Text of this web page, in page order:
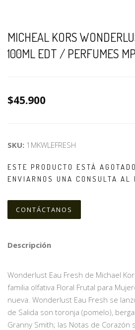
MICHEAL KORS
100ML EDT / PERFUMES MP
$45.900
SKU: 1MKWLEFRESH
ESTE PRODUCTO ESTÁ
ENVIARNOS UNA CONSULTA AL
CONTÁCTANOS
Descripción
Wonderlust Eau Fresh de Michael
familia olfativa Floral Frutal para
nueva. Wonderlust Eau Fresh se
de Salida son toronja (pomelo),
Granny Smith; las Notas de Corazón